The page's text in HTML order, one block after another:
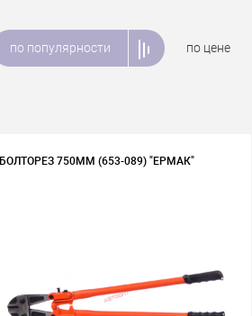
по популярности по цене
БОЛТОРЕЗ 750ММ (653-089) "ЕРМАК"